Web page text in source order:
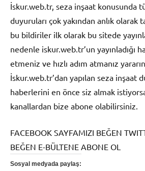
İskur.web.tr, seza inşaat konusunda
duyuruları çok yakından anlık
bu bildiriler ilk olarak bu sitede
nedenle iskur.web.tr’un yayınladığı
etmeniz ve hızlı adım atmanız
İskur.web.tr’dan yapılan seza inşaat
haberlerini en önce siz almak
kanallardan bize abone olabilirsiniz.
FACEBOOK SAYFAMIZI BEĞEN
BEĞEN E-BÜLTENE ABONE OL
Sosyal medyada paylaş: